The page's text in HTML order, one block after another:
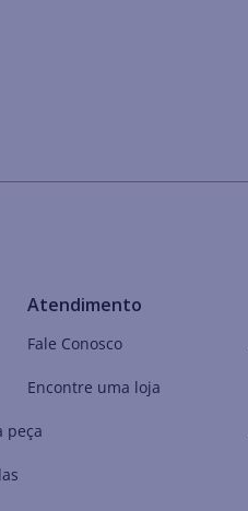
peça
Atendimento
Fale Conosco
Encontre uma loja